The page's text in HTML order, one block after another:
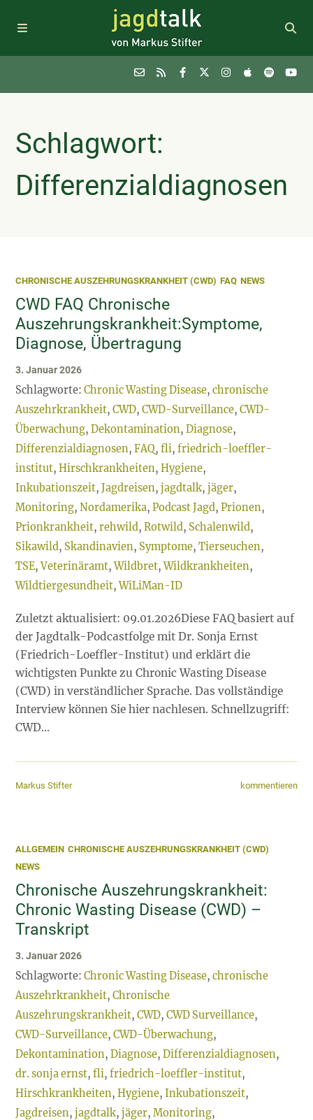
Newsletter
Über
Schlagwort:
Differenzialdiagnosen
CHRONISCHE AUSZEHRUNGSKRANKHEIT (CWD) FAQ NEWS
CWD FAQ Chronische
Auszehrungskrankheit:Symptome,
Diagnose, Übertragung
3. Januar 2026
Schlagworte:Chronic Wasting Disease,chronische
Auszehrkrankheit,CWD,CWD-Surveillance,CWD-
Überwachung,Dekontamination,Diagnose,
Differenzialdiagnosen,FAQ,fli,friedrich-loeffler-
institut,Hirschkrankheiten,Hygiene,
Inkubationszeit, Jagdreisen,jagdtalk,jäger,
Monitoring,Nordamerika,Podcast Jagd,Prionen,
Prionkrankheit,rehwild,Rotwild, Schalenwild,
Sikawild, Skandinavien, Symptome,Tierseuchen,
TSE,Veterinäramt,Wildbret,Wildkrankheiten,
Wildtiergesundheit,WiLiMan-ID
Zuletzt aktualisiert: 09.01.2026Diese FAQ basiert auf
der Jagdtalk-Podcastfolge mit Dr. Sonja Ernst
(Friedrich-Loeffler-Institut) und erklärt die
wichtigsten Punkte zu Chronic Wasting Disease
(CWD) in verständlicher Sprache. Das vollständige
Interview können Sie hier nachlesen. Schnellzugriff:
CWD…
kommentieren
Markus Stifter
ALLGEMEIN CHRONISCHE AUSZEHRUNGSKRANKHEIT (CWD)
NEWS
Chronische Auszehrungskrankheit:
Chronic Wasting Disease (CWD) –
Transkript
3. Januar 2026
Schlagworte:Chronic Wasting Disease,chronische
Auszehrkrankheit,Chronische
Auszehrungskrankheit,CWD,CWD Surveillance,
CWD-Surveillance,CWD-Überwachung,
Dekontamination,Diagnose,Differenzialdiagnosen,
dr. sonja ernst,fli,friedrich-loeffler-institut,
Hirschkrankheiten,Hygiene,Inkubationszeit,
Jagdreisen,jagdtalk,jäger,Monitoring,